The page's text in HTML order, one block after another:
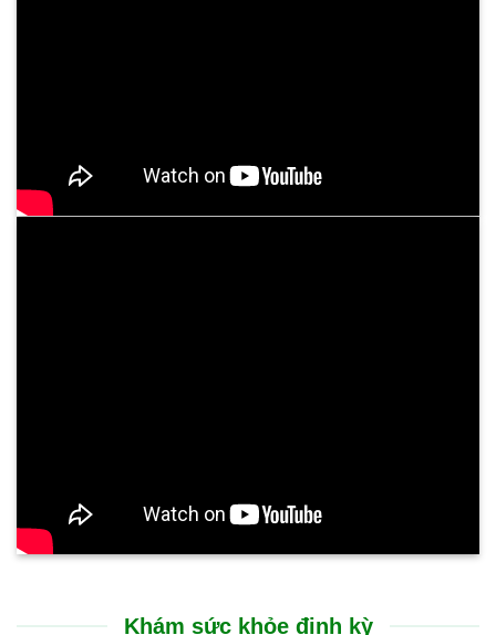
Khám sức khỏe định kỳ